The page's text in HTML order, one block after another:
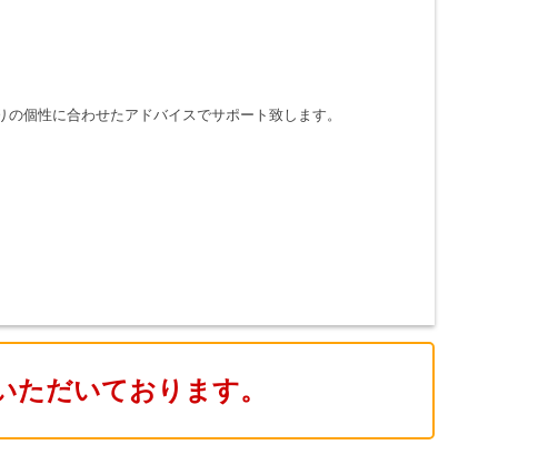
の個性に合わせたアドバイスでサポート致します。
だいております。